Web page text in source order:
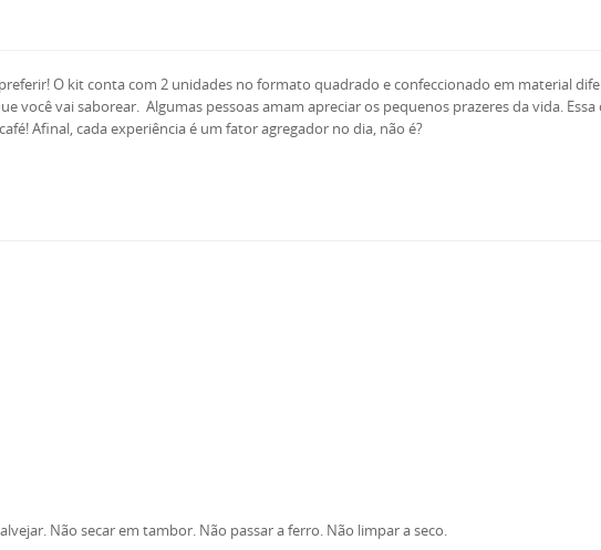
O kit conta com 2 unidades no formato quadrado e confeccionado em material
você vai saborear. Algumas pessoas amam apreciar os pequenos prazeres da vida.
Afinal, cada experiência é um fator agregador no dia, não é?
Não secar em tambor. Não passar a ferro. Não limpar a seco.